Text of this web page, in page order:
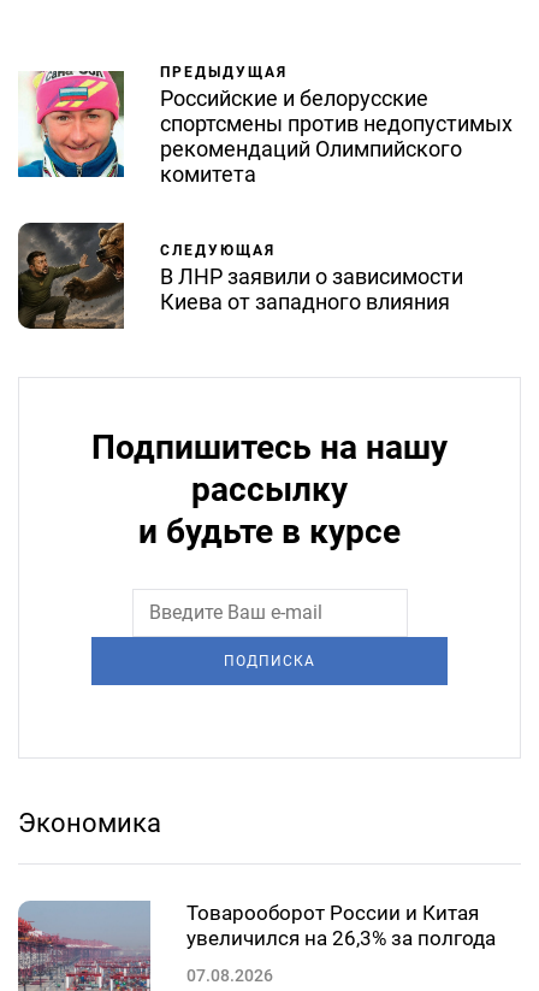
ПРЕДЫДУЩАЯ
Российские и белорусские
спортсмены против недопустимых
рекомендаций Олимпийского
комитета
СЛЕДУЮЩАЯ
В ЛНР заявили о зависимости
Киева от западного влияния
Подпишитесь на нашу
рассылку
и будьте в курсе
ПОДПИСКА
Экономика
Товарооборот России и Китая
увеличился на 26,3% за полгода
07.08.2026